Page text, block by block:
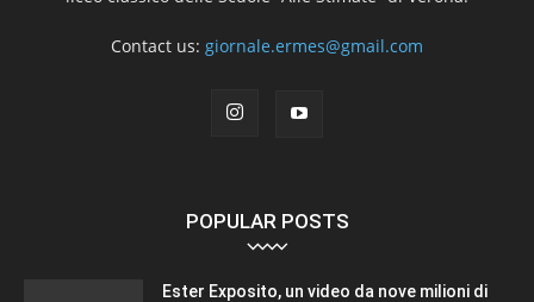
Contact us: giornale.ermes@gmail.com
POPULAR POSTS
Ester Exposito, un video da nove milioni di